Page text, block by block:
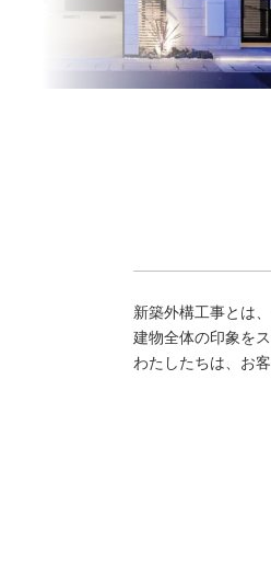
新築外構工事とは
建物全体の印象を
わたしたちは、お